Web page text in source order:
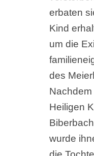
erbaten
Kind
um die
des
Heiligen
wurde